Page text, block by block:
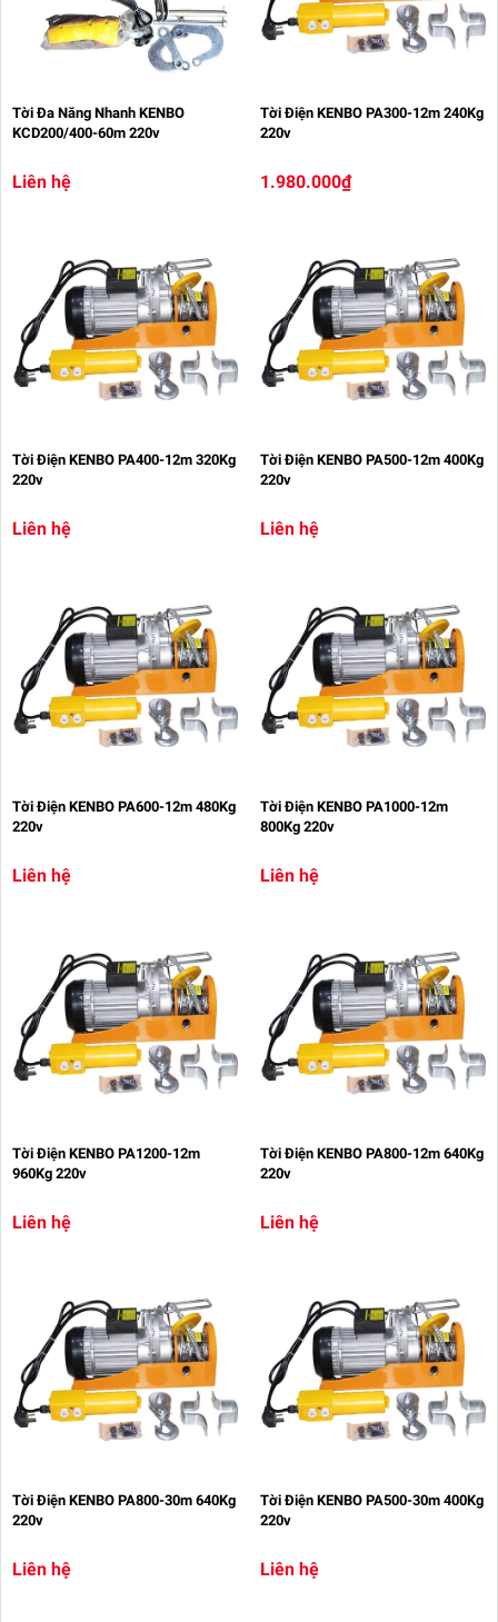
Tời Đa Năng Nhanh KENBO
KCD200/400-60m 220v
Liên hệ
Tời Điện KENBO PA300-12m 240Kg
220v
1.980.000₫
Tời Điện KENBO PA400-12m 320Kg
220v
Liên hệ
Tời Điện KENBO PA500-12m 400Kg
220v
Liên hệ
Tời Điện KENBO PA600-12m 480Kg
220v
Liên hệ
Tời Điện KENBO PA1000-12m
800Kg 220v
Liên hệ
Tời Điện KENBO PA1200-12m
960Kg 220v
Liên hệ
Tời Điện KENBO PA800-12m 640Kg
220v
Liên hệ
Tời Điện KENBO PA800-30m 640Kg
220v
Liên hệ
Tời Điện KENBO PA500-30m 400Kg
220v
Liên hệ